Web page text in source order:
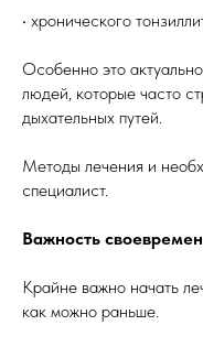
• хронического
Особенно это
людей, которые часто
дыхательных путей.
Методы лечения и
специалист.
Важность
Крайне важно начать
как можно раньше.